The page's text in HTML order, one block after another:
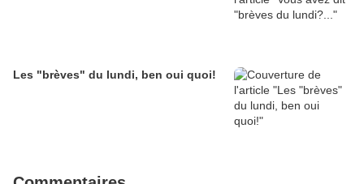
Les "brèves" du lundi, ben oui quoi!